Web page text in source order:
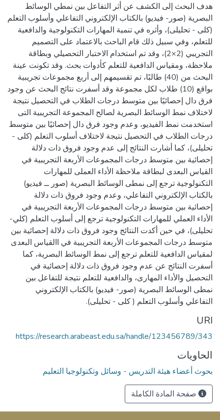
هدف البحث إلى الكشف عن أثر التفاعل بين نمطي الوسائط
البصرية (صور- فيديو) بالكتاب الإلكتروني التفاعلي وأسلوب التعلم
(كلى - تحليلى)، وأثره في تنمية المهارات التكنولوجية والدافعية
للتعلم، وفي سبيل ذلك قام الباحث بالاعتماد على التصميم
التجريبي (2×2)، وقد تم استخدام الاختبار التحصيلي وبطاقة
ملاحظة، ومقياس الدافعية للتعلم كأدوات بحث. وقد تكونت عينة
البحث من (40) طالبًا، تم تقسيمهم إلى أربع مجموعات تجريبية
بواقع (10) طلاب لكل مجموعة وقد أسفرت نتائج البحث عن وجود
فرق دال إحصائيًا بين متوسط درجات الطلاب في التحصيل نتيجة
لاختلاف نمط الوسائط البصرية لصالح المجموعة التجريبية التى
استخدمت نمط الفيديو، وعدم وجود فرق دال إحصائيًا بين متوسط
درجات الطلاب في التحصيل نتيجة لاختلاف أسلوب التعلم (كلى -
تحليلى)، كما أشارت النتائج إلى عدم وجود فروق ذات دلالة
إحصائية بين متوسط درجات المجموعات الأربعة التجريبية في
القياس البعدى لبطاقة ملاحظة الأداء العملى للمهارات
التكنولوجية ترجع إلى نمطى الوسائط البصرية (صور ــ فيديو)
بالكتاب الإلكتروني التفاعلي، وعدم وجود فروق ذات دلالة
إحصائية بين متوسط درجات المجموعات الأربعة التجريبية في
الأداء العملي للمهارات التكنولوجية ترجع إلى أسلوب التعلم (كلي-
تحليلى)، في حين أكدت النتائج وجود فروق ذات دلالة إحصائية بين
متوسط درجات المجموعات الأربعة التجريبية في االقياس البعدى
لمقياس الدافعية للتعلم ترجع إلى نمط الوسائط البصرية، كما
أسفرت النتائج عن عدم وجود فروق ذات دلالة إحصائية في
التحصيل والأداء المهارى، والدافعية للتعلم نتيجة للتفاعل بين
نمطى الوسائط البصرية (صور- فيديو) بالكتاب الإلكتروني
التفاعلي وأسلوب التعلم ( كلى - تحليلى).
URI
https://research.arabeast.edu.sa/handle/123456789/343
الحاويات
بحوث أعضاء هيئة التدريس - وسائل وتكنولوجيا التعليم
صفحة المادة الكاملة